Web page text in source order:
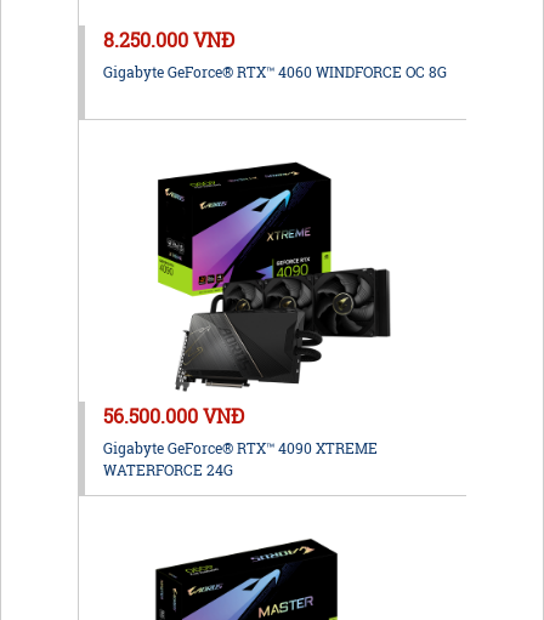
8.250.000 VNĐ
Gigabyte GeForce® RTX™ 4060 WINDFORCE OC 8G
56.500.000 VNĐ
Gigabyte GeForce® RTX™ 4090 XTREME
WATERFORCE 24G